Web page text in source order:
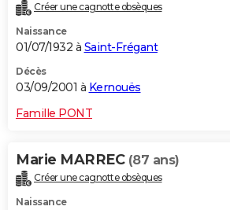
Créer une cagnotte obsèques
Naissance
01/07/1932 à Saint-Frégant
Décès
03/09/2001 à Kernouës
Famille PONT
Marie MARREC (87 ans)
Créer une cagnotte obsèques
Naissance